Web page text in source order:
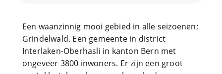
Een waanzinnig mooi gebied in alle seizoenen;
Grindelwald. Een gemeente in district
Interlaken-Oberhasli in kanton Bern met
ongeveer 3800 inwoners. Er zijn een groot